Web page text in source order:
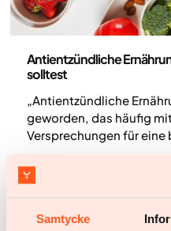
Samtycke
Antientzündliche
solltest
„Antientzündliche
geworden, das häufig
Versprechungen für eine
handelt es sich um
Begriff, der auf
antientzündliche